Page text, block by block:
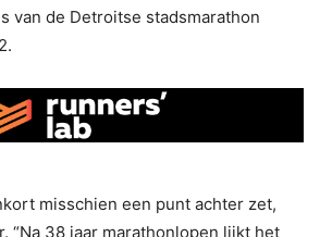
van de Detroitse stadsmarathon
misschien een punt achter zet,
“Na 38 jaar marathonlopen lijkt het